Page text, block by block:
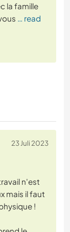
la famille
… read
23 Juli 2023
n'est
mais il faut
!